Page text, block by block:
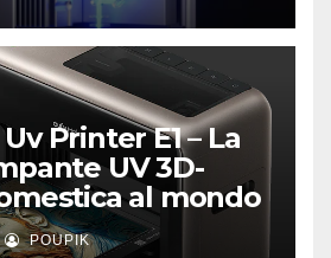
Printer E1 – La
UV 3D-
al mondo
POUPIK